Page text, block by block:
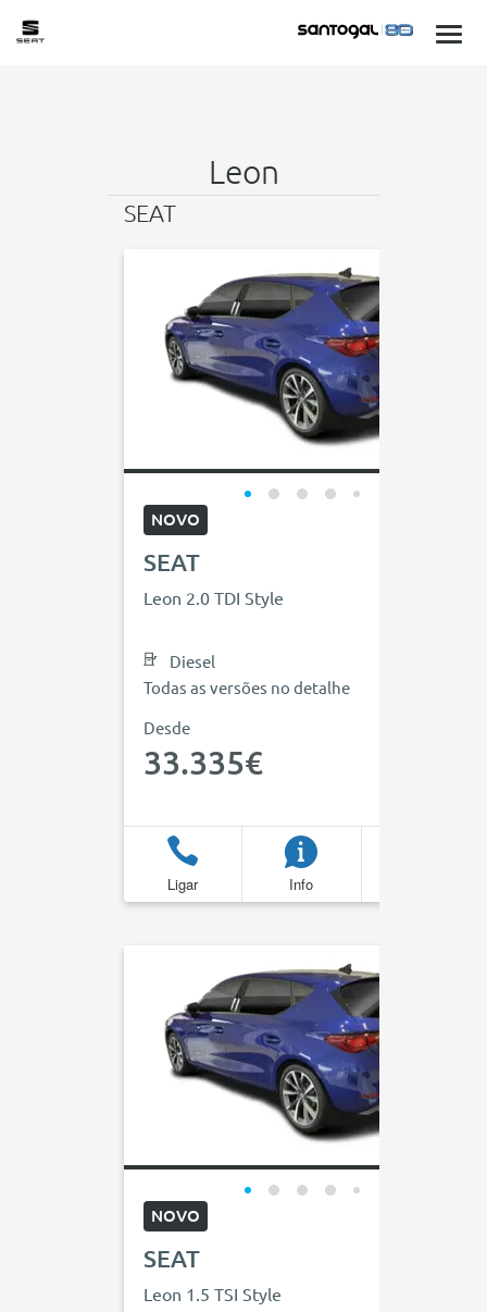
Leon
SEAT
NOVO
SEAT
Leon 2.0 TDI Style
Diesel
Todas as versões no detalhe
Desde
33.335€
Ligar Info
NOVO
SEAT
Leon 1.5 TSI Style